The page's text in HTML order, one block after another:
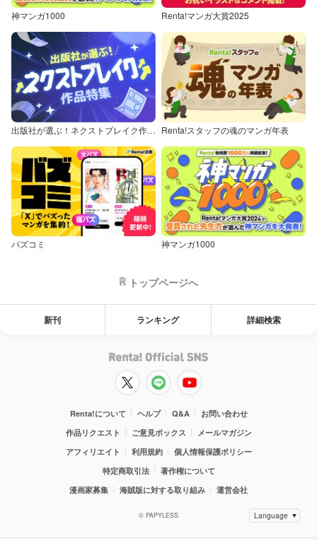
神マンガ1000 Renta!マンガ大賞2025
出版社が選ぶ！ネクストブレイク作品特集 Renta!スタッフの魂のマンガ年表
バズコミ 神マンガ1000
トップページへ
新刊 ランキング 詳細検索
Renta!について ヘルプ Q&A
お問い合わせ
作品リクエスト
ご意見ボックス
メールマガジン
アフィリエイト
利用規約
個人情報保護ポリシー
特定商取引法
著作権について
漫画家募集
海賊版に対する取り組み 運営会社
© PAPYLESS